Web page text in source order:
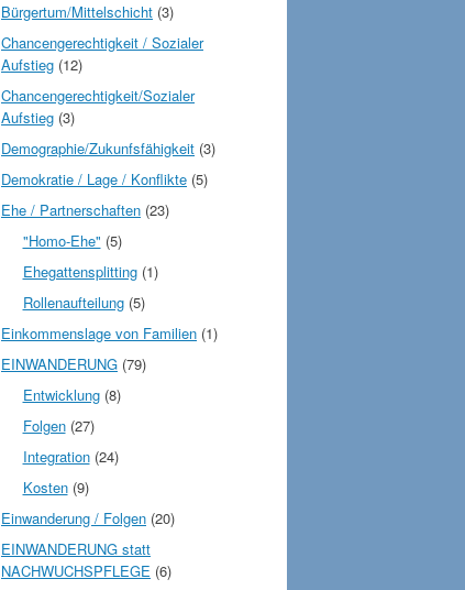
Bürgertum/Mittelschicht (3)
Chancengerechtigkeit / Sozialer
Aufstieg (12)
Chancengerechtigkeit/Sozialer
Aufstieg (3)
Demographie/Zukunfsfähigkeit (3)
Demokratie / Lage / Konflikte (5)
Ehe / Partnerschaften (23)
"Homo-Ehe" (5)
Ehegattensplitting(1)
Rollenaufteilung(5)
Einkommenslage von Familien (1)
EINWANDERUNG (79)
Entwicklung(8)
Folgen(27)
Integration(24)
Kosten(9)
Einwanderung / Folgen (20)
EINWANDERUNG statt
NACHWUCHSPFLEGE (6)